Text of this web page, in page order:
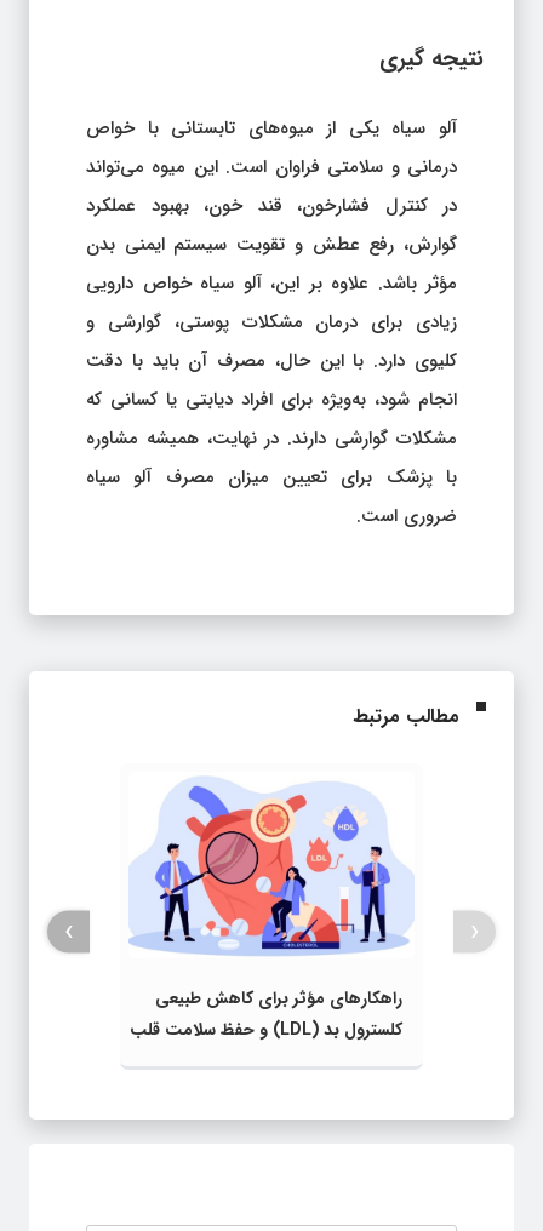
نتیجه‌ گیری
آلو سیاه یکی از میوه‌های تابستانی با خواص
درمانی و سلامتی فراوان است. این میوه می‌تواند
در کنترل فشارخون، قند خون، بهبود عملکرد
گوارش، رفع عطش و تقویت سیستم ایمنی بدن
مؤثر باشد. علاوه بر این، آلو سیاه خواص دارویی
زیادی برای درمان مشکلات پوستی، گوارشی و
کلیوی دارد. با این حال، مصرف آن باید با دقت
انجام شود، به‌ویژه برای افراد دیابتی یا کسانی که
مشکلات گوارشی دارند. در نهایت، همیشه مشاوره
با پزشک برای تعیین میزان مصرف آلو سیاه
ضروری است.
مطالب مرتبط
راهکارهای مؤثر برای کاهش طبیعی
کلسترول بد (LDL) و حفظ سلامت قلب
‹
›